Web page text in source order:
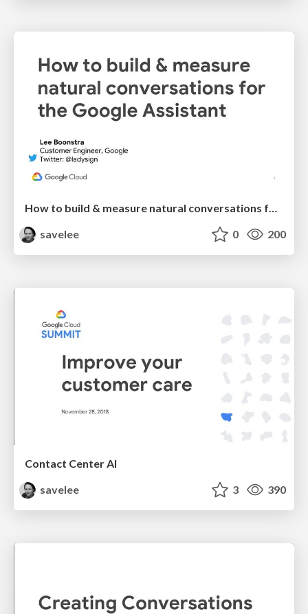
savelee
0 200
Contact Center AI
savelee
3 390